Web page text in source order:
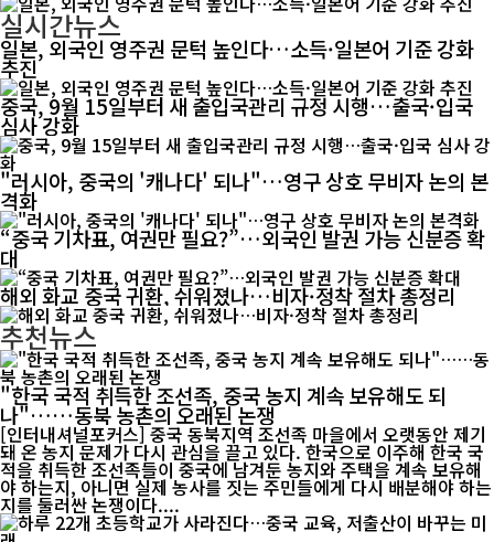
실시간뉴스
일본, 외국인 영주권 문턱 높인다…소득·일본어 기준 강화
추진
중국, 9월 15일부터 새 출입국관리 규정 시행…출국·입국
심사 강화
"러시아, 중국의 '캐나다' 되나"…영구 상호 무비자 논의 본
격화
“중국 기차표, 여권만 필요?”…외국인 발권 가능 신분증 확
대
해외 화교 중국 귀환, 쉬워졌나…비자·정착 절차 총정리
추천뉴스
"한국 국적 취득한 조선족, 중국 농지 계속 보유해도 되
나"……동북 농촌의 오래된 논쟁
[인터내셔널포커스] 중국 동북지역 조선족 마을에서 오랫동안 제기
돼 온 농지 문제가 다시 관심을 끌고 있다. 한국으로 이주해 한국 국
적을 취득한 조선족들이 중국에 남겨둔 농지와 주택을 계속 보유해
야 하는지, 아니면 실제 농사를 짓는 주민들에게 다시 배분해야 하는
지를 둘러싼 논쟁이다....